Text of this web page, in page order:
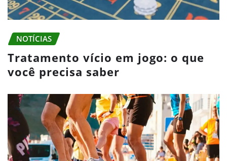
NOTÍCIAS
Tratamento vício em jogo: o que
você precisa saber